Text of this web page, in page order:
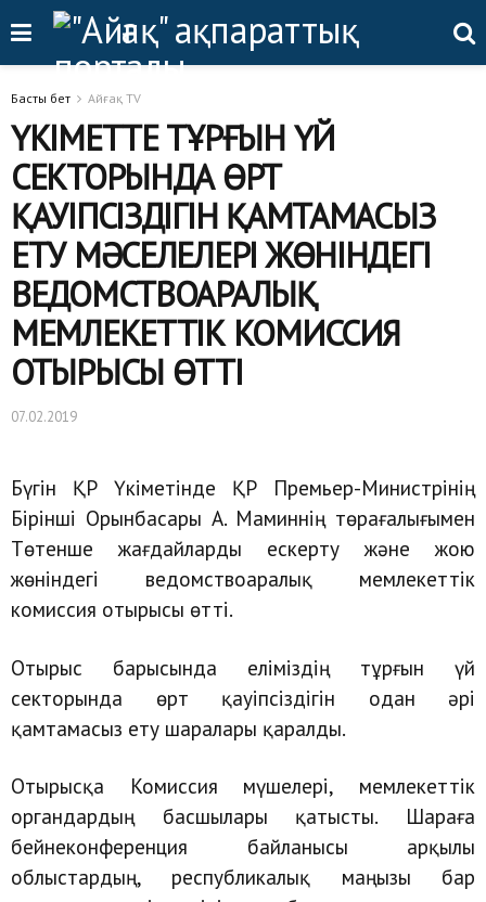
Басты бет Айғақ TV
ҮКІМЕТТЕ ТҰРҒЫН ҮЙ
СЕКТОРЫНДА ӨРТ
ҚАУІПСІЗДІГІН ҚАМТАМАСЫЗ
ЕТУ МӘСЕЛЕЛЕРІ ЖӨНІНДЕГІ
ВЕДОМСТВОАРАЛЫҚ
МЕМЛЕКЕТТІК КОМИССИЯ
ОТЫРЫСЫ ӨТТІ
07.02.2019
Бүгін ҚР Үкіметінде ҚР Премьер-Министрінің
Бірінші Орынбасары А. Маминнің төрағалығымен
Төтенше жағдайларды ескерту және жою
жөніндегі ведомствоаралық мемлекеттік
комиссия отырысы өтті.
Отырыс барысында еліміздің тұрғын үй
секторында өрт қауіпсіздігін одан әрі
қамтамасыз ету шаралары қаралды.
Отырысқа Комиссия мүшелері, мемлекеттік
органдардың басшылары қатысты. Шараға
бейнеконференция байланысы арқылы
облыстардың, республикалық маңызы бар